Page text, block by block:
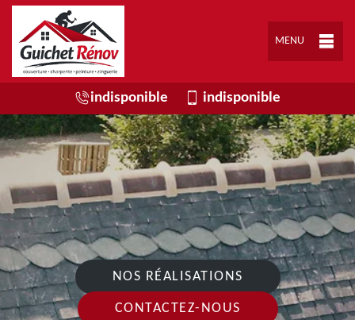
MENU
indisponible indisponible
NOS RÉALISATIONS
CONTACTEZ-NOUS